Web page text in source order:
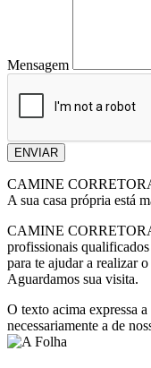
Mensagem
ENVIAR
CAMINE
A sua casa própria está
CAMINE
profissionais qualificados
para te ajudar a realizar
Aguardamos sua visita.
O texto acima expressa
necessariamente a de